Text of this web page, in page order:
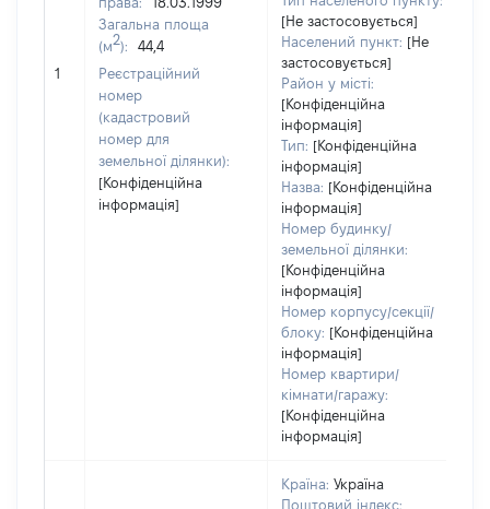
1
Загальна площа
(м2):
44,4
Реєстраційний
номер
(кадастровий
номер для
земельної ділянки):
[Конфіденційна
інформація]
[Не застосовується]
Населений пункт: [Не
застосовується]
Район у місті:
[Конфіденційна
інформація]
Тип: [Конфіденційна
інформація]
Назва: [Конфіденційна
інформація]
Номер будинку/
земельної ділянки:
[Конфіденційна
інформація]
Номер корпусу/секції/
блоку: [Конфіденційна
інформація]
Номер квартири/
кімнати/гаражу:
[Конфіденційна
інформація]
Країна: Україна
Поштовий індекс: